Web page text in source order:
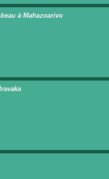
à Mahazoarivo